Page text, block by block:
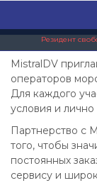
Резидент
MistralDV
операторов
Для каждого
условия и лично
Партнерство с
того, чтобы
постоянных
сервису и